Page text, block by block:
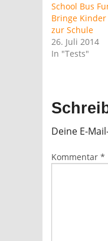
School Bus
Bringe
zur Schule
26. Juli 2014
In "Tests"
Deine E-
Kommentar *